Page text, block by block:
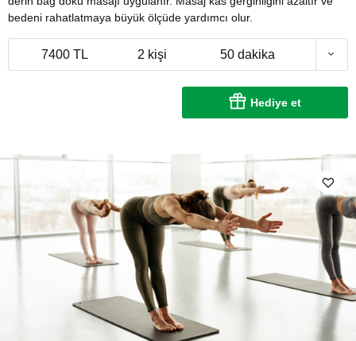
bedeni rahatlatmaya büyük ölçüde yardımcı olur.
7400 TL 2 kişi 50 dakika
Hediye et